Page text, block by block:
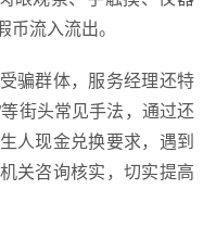
流入流出。
骗群体，服务经理还特
等街头常见手法，通过还
人现金兑换要求，遇到
关咨询核实，切实提高